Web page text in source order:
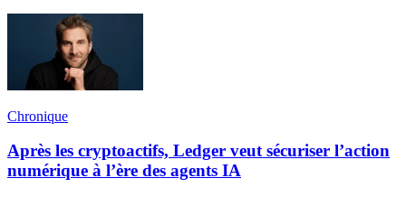
Chronique
Après les cryptoactifs, Ledger veut sécuriser l’action
numérique à l’ère des agents IA